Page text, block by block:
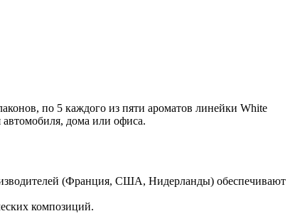
по 5 каждого из пяти ароматов линейки White
дома или офиса.
(Франция, США, Нидерланды) обеспечивают
композиций.